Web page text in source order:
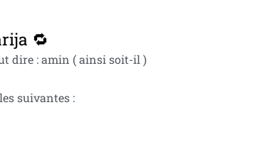
🔁
dire : amin ( ainsi soit-il )
suivantes :